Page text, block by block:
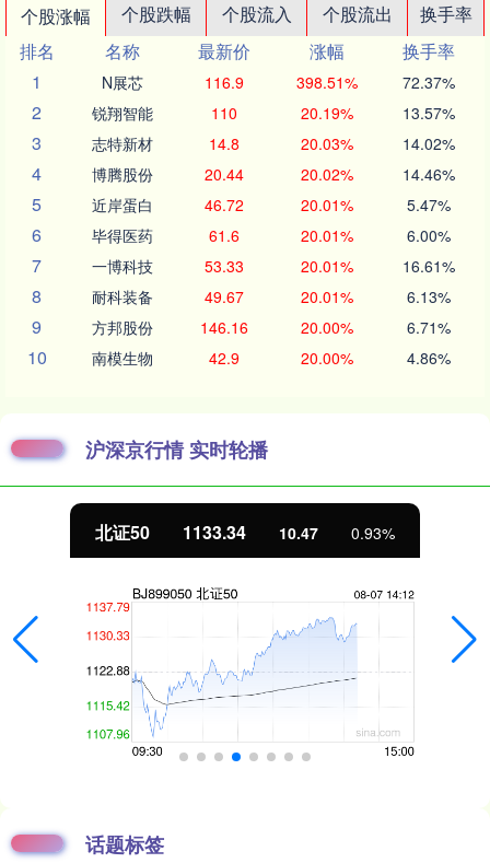
个股涨幅 个股跌幅 个股流入 个股流出
换手率
排名
名称 最新价 涨幅
换手率
1
N展芯 116.9 398.51% 72.37%
2 锐翔智能 110 20.19% 13.57%
3 志特新材 14.8 20.03% 14.02%
4 博腾股份 20.44 20.02% 14.46%
5 近岸蛋白 46.72 20.01% 5.47%
6 毕得医药 61.6 20.01% 6.00%
7 一博科技 53.33 20.01% 16.61%
8 耐科装备 49.67 20.01% 6.13%
9 方邦股份 146.16 20.00% 6.71%
10 南模生物 42.9 20.00% 4.86%
沪深京行情 实时轮播
北证50 1133.34 10.47 0.93%
话题标签